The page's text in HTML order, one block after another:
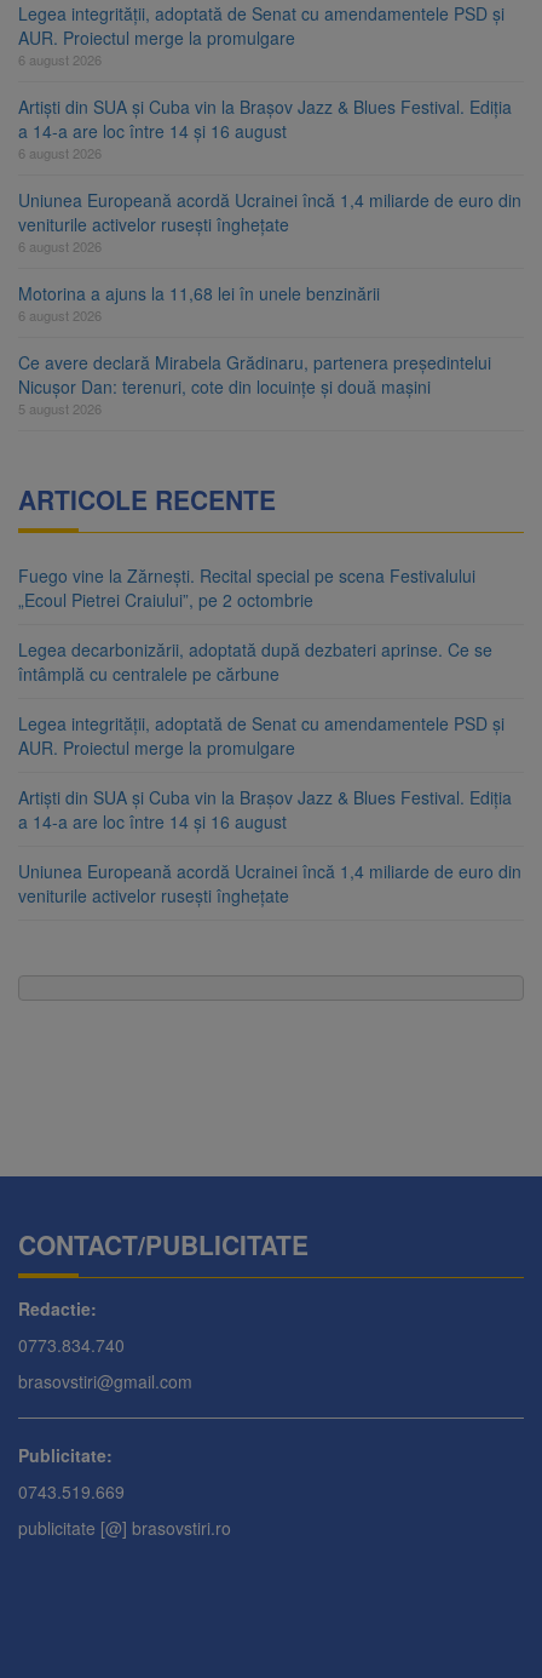
Legea integrității, adoptată de Senat cu amendamentele PSD și
AUR. Proiectul merge la promulgare
6 august 2026
Artiști din SUA și Cuba vin la Brașov Jazz & Blues Festival. Ediția
a 14-a are loc între 14 și 16 august
6 august 2026
Uniunea Europeană acordă Ucrainei încă 1,4 miliarde de euro din
veniturile activelor rusești înghețate
6 august 2026
Motorina a ajuns la 11,68 lei în unele benzinării
6 august 2026
Ce avere declară Mirabela Grădinaru, partenera președintelui
Nicușor Dan: terenuri, cote din locuințe și două mașini
5 august 2026
ARTICOLE RECENTE
Fuego vine la Zărnești. Recital special pe scena Festivalului
„Ecoul Pietrei Craiului”, pe 2 octombrie
Legea decarbonizării, adoptată după dezbateri aprinse. Ce se
întâmplă cu centralele pe cărbune
Legea integrității, adoptată de Senat cu amendamentele PSD și
AUR. Proiectul merge la promulgare
Artiști din SUA și Cuba vin la Brașov Jazz & Blues Festival. Ediția
a 14-a are loc între 14 și 16 august
Uniunea Europeană acordă Ucrainei încă 1,4 miliarde de euro din
veniturile activelor rusești înghețate
CONTACT/PUBLICITATE
Redactie:
0773.834.740
brasovstiri@gmail.com
Publicitate:
0743.519.669
publicitate [@] brasovstiri.ro